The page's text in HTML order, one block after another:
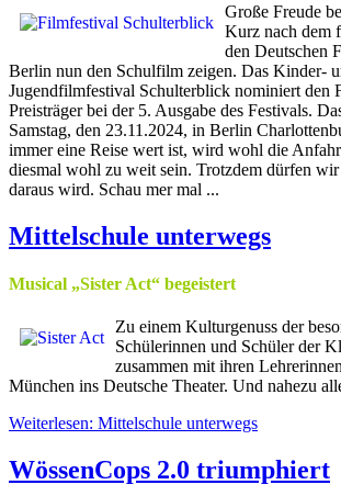
Große Freude
Kurz nach dem
den Deutschen
Berlin nun den Schulfilm zeigen. Das Kinder-
Jugendfilmfestival Schulterblick nominiert den
Preisträger bei der 5. Ausgabe des Festivals.
Samstag, den 23.11.2024, in Berlin
immer eine Reise wert ist, wird wohl die
diesmal wohl zu weit sein. Trotzdem dürfen wir
daraus wird. Schau mer mal ...
Mittelschule unterwegs
Musical „Sister Act“ begeistert
Zu einem Kulturgenuss der
Schülerinnen und Schüler der
zusammen mit ihren
München ins Deutsche Theater. Und nahezu
Weiterlesen: Mittelschule unterwegs
WössenCops 2.0 triumphiert